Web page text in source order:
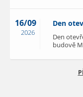
16/09
2026
Den
Den
budově